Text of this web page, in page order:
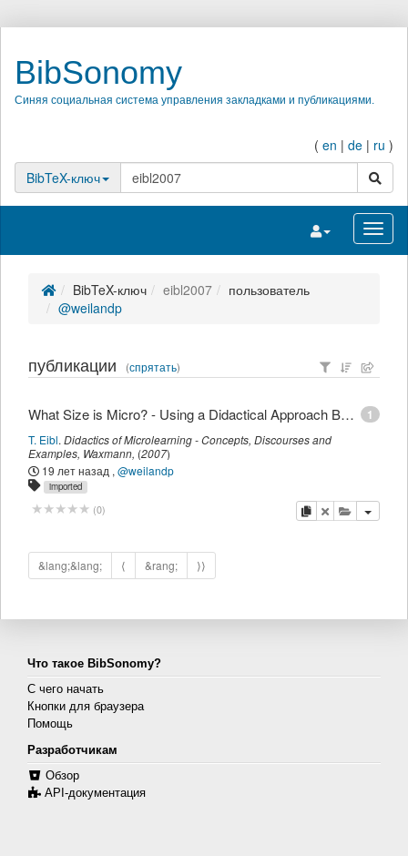
BibSonomy
Синяя социальная система управления закладками и публикациями.
( en | de | ru )
BibTeX-ключ
поиск
Переключить
BibTeX-ключ eibl2007
пользователь
@weilandp
публикации (спрятать)
1
What Size is Micro? - Using a Didactical Approach Based on Learning Objectives to Define Granularity
T. Eibl. Didactics of Microlearning - Concepts, Discourses and
Examples, Waxmann, (2007)
19 лет назад , @weilandp
imported
(0) копировать
удалитьдобавить
&lang;&lang; ⟨ &rang; ⟩⟩
Что такое BibSonomy?
С чего начать
Кнопки для браузера
Помощь
Разработчикам
Обзор
API-документация